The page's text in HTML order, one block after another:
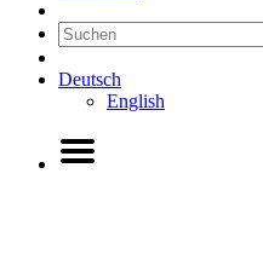
Deutsch
English